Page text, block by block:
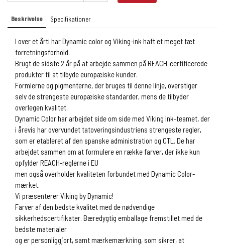
Beskrivelse Specifikationer
I over et årti har Dynamic color og Viking-ink haft et meget tæt
forretningsforhold.
Brugt de sidste 2 år på at arbejde sammen på REACH-certificerede
produkter til at tilbyde europæiske kunder.
Formlerne og pigmenterne, der bruges til denne linje, overstiger
selv de strengeste europæiske standarder, mens de tilbyder
overlegen kvalitet.
Dynamic Color har arbejdet side om side med Viking Ink-teamet, der
i årevis har overvundet tatoveringsindustriens strengeste regler,
som er etableret af den spanske administration og CTL. De har
arbejdet sammen om at formulere en række farver, der ikke kun
opfylder REACH-reglerne i EU
men også overholder kvaliteten forbundet med Dynamic Color-
mærket.
Vi præsenterer Viking by Dynamic!
Farver af den bedste kvalitet med de nødvendige
sikkerhedscertifikater. Bæredygtig emballage fremstillet med de
bedste materialer
og er personliggjort, samt mærkemærkning, som sikrer, at